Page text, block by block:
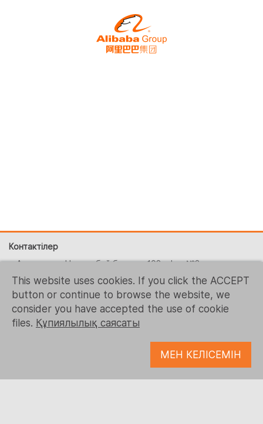
Контактілер
г. Алматы, ул. Наурызбай батыра, 108 офис №3
+ 7 (727) 390-0648
+1 (215) 344-1425
contact-us@logrusit.com
This website uses cookies. If you click the ACCEPT
button or continue to browse the website, we
consider you have accepted the use of cookie
files. Құпиялылық саясаты
МЕН КЕЛІСЕМІН